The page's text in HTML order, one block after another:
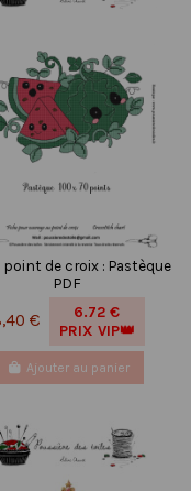
point de croix : Pastèque
PDF
€
6.72 €
PRIX VIP👑
Ajouter au panier